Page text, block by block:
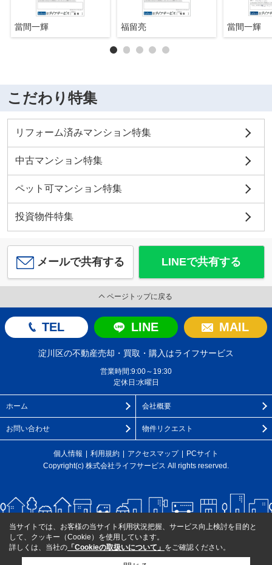
當間一輝 福留亮 當間一輝
こだわり特集
リフォーム済みマンション特集
中古マンション特集
ペット可マンション特集
投資物件特集
メールで共有する LINEで共有する
ページトップに戻る
TEL LINE MAIL
淀川区の不動産売却・買取・購入はライフサービス
営業時間:9:00～19:30
定休日:水曜日
ホーム 会社概要
お問い合わせ 物件リクエスト
個人情報 利用規約 アクセスマップ
PCサイト
Copyright(c) 株式会社ライフサービス All rights reserved.
当サイトでは、お客様の当サイト利用状況把握、サービス向上検討を目的と
して、クッキー（Cookie）を使用しています。
詳しくは、当社の 「Cookieの取扱いについて」 をご確認ください。